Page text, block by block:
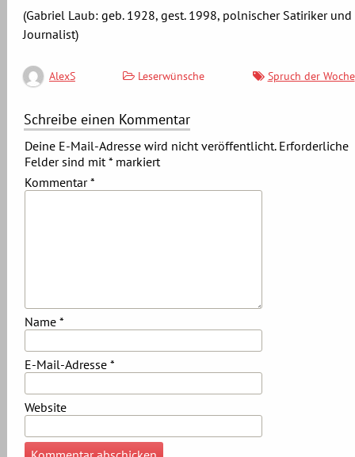
(Gabriel Laub: geb. 1928, gest. 1998, polnischer Satiriker und
Journalist)
AlexS Leserwünsche Spruch der Woche
Schreibe einen Kommentar
Deine E-Mail-Adresse wird nicht veröffentlicht. Erforderliche
Felder sind mit*markiert
Kommentar*
Name *
E-Mail-Adresse *
Website